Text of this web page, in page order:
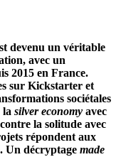
devenu un véritable
avec un
2015 en France.
sur Kickstarter et
sociétales
la silver economy avec
la solitude avec
répondent aux
Un décryptage made